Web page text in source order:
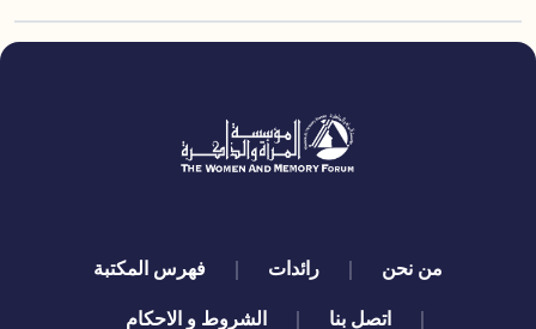
quick links
من نحن رائدات
فهرس المكتبة
اتصل بنا
الشروط و الاحكام